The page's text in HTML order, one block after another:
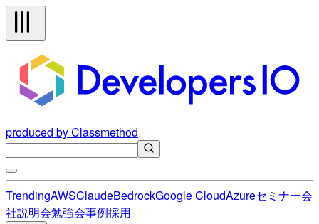
produced by Classmethod
TrendingAWSClaudeBedrockGoogle CloudAzureセミナー会
社説明会勉強会事例採用